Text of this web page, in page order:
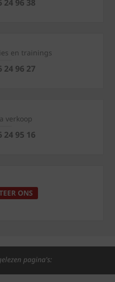
24 96 38
en trainings
24 96 27
verkoop
24 95 16
ONS
pagina's: